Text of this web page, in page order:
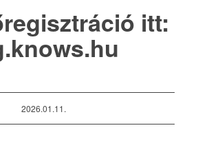
itt:
2026.01.11.